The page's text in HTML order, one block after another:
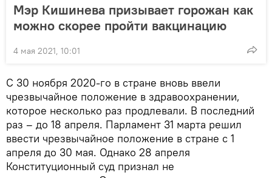
Мэр Кишинева призывает горожан как
можно скорее пройти вакцинацию
4 мая 2021, 10:01
С 30 ноября 2020-го в стране вновь ввели
чрезвычайное положение в здравоохранении,
которое несколько раз продлевали. В последний
раз – до 18 апреля. Парламент 31 марта решил
ввести чрезвычайное положение в стране с 1
апреля до 30 мая. Однако 28 апреля
Конституционный суд признал не